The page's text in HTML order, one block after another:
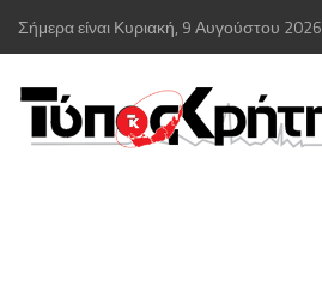
Σήμερα είναι Κυριακή, 9 Αυγούστου 2026